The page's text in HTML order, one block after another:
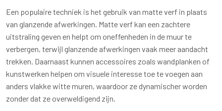
Een populaire techniek is het gebruik van matte verf in plaats
van glanzende afwerkingen. Matte verf kan een zachtere
uitstraling geven en helpt om oneffenheden in de muur te
verbergen, terwijl glanzende afwerkingen vaak meer aandacht
trekken. Daarnaast kunnen accessoires zoals wandplanken of
kunstwerken helpen om visuele interesse toe te voegen aan
anders vlakke witte muren, waardoor ze dynamischer worden
zonder dat ze overweldigend zijn.